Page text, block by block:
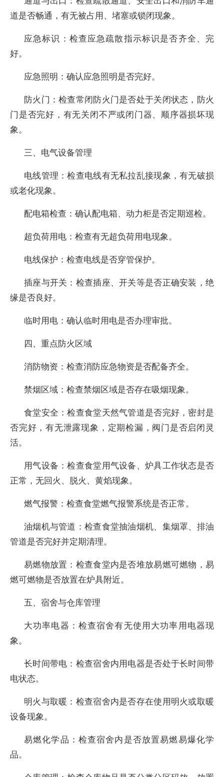
道是否畅通，有无被占用、堵塞或锁闭现象。
应急标识：检查应急疏散指示标识是否齐全、完
好。
应急照明：确认应急照明是否完好。
防火门：检查常闭防火门是否处于关闭状态，防火
门是否完好，有无关闭不严或闭门器、顺序器损坏现
象。
三、电气设备管理
电线管理：检查电线有无私拉乱接现象，有无破损
或老化现象。
配电箱检查：确认配电箱、动力柜是否定期巡检。
超负荷用电：检查有无超负荷用电现象。
电线保护：检查电线是否穿管保护。
插座与开关：检查插座、开关等是否正确安装，绝
缘是否良好。
临时用电：确认临时用电是否办理审批。
四、重点防火区域
消防物资：检查消防应急物资是否配备齐全。
禁烟区域：检查禁烟区域是否存在吸烟现象。
食堂安全：检查食堂天然气管道是否完好，密封是
否完好，有无泄露现象，定期检漏，阀门是否启闭灵
活。
用气设备：检查食堂用气设备、炉具工作状态是否
正常，无回火、脱火、黄焰现象。
燃气报警：检查食堂燃气报警系统是否正常。
油烟机与管道：检查食堂抽油烟机、集烟罩、排油
管道是否完好并定期清理。
易燃物放置：检查食堂内是否堆放易燃可燃物，易
燃可燃物是否放置在炉具附近。
五、宿舍与仓库管理
大功率电器：检查宿舍有无使用大功率用电器现
象。
长时间带电：检查宿舍内用电器是否处于长时间带
电状态。
明火与取暖：检查宿舍内是否存在使用明火或取暖
设备现象。
易燃化学品：检查宿舍内是否放置易燃易爆化学
品。